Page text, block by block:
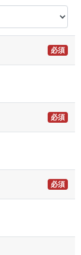
必須
必須
必須